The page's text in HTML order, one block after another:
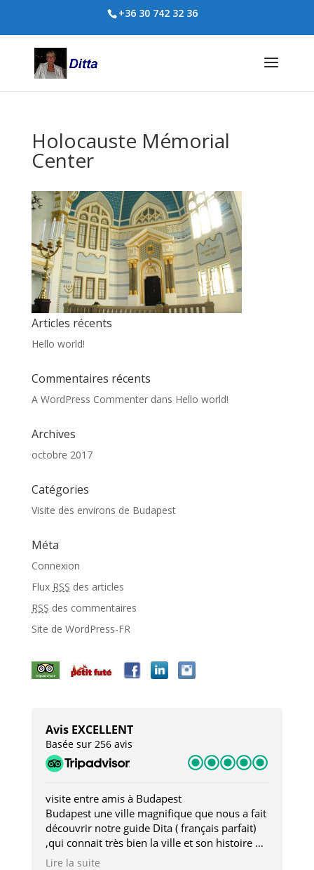
+36 30 742 32 36
Holocauste Mémorial
Center
Articles récents
Hello world!
Commentaires récents
A WordPress Commenterdans Hello world!
Archives
octobre 2017
Catégories
Visite des environs de Budapest
Méta
Connexion
Flux RSS des articles
RSS des commentaires
Site de WordPress-FR
Avis EXCELLENT
Basée sur 256 avis
visite entre amis à Budapest
Budapest une ville magnifique que nous a fait
découvrir notre guide Dita ( français parfait)
,qui connait très bien la ville et son histoire et
qui nous a permis d'accéder à des lieux
Lire la suite